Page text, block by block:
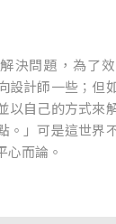
解決問題，為了
設計師一些；但
以自己的方式來
。」可是這世界
心而論。